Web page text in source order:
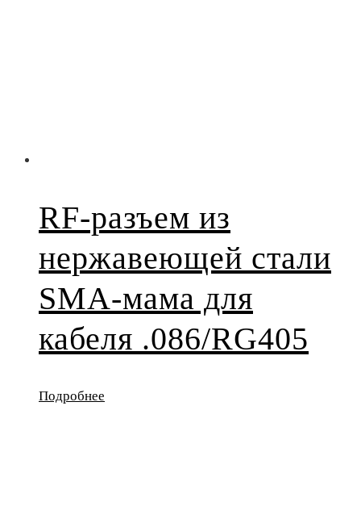
RF-разъем из
нержавеющей стали
SMA-мама для
кабеля .086/RG405
Подробнее